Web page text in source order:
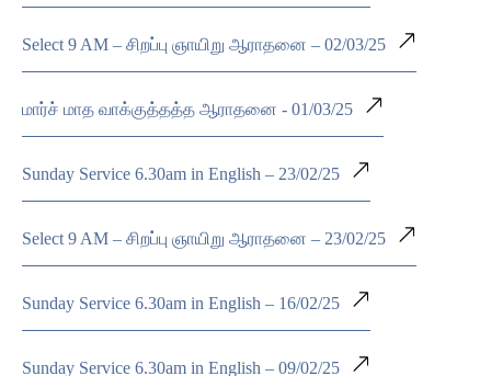
Select 9 AM – சிறப்பு ஞாயிறு ஆராதனை – 02/03/25
மார்ச் மாத வாக்குத்தத்த ஆராதனை - 01/03/25
Sunday Service 6.30am in English – 23/02/25
Select 9 AM – சிறப்பு ஞாயிறு ஆராதனை – 23/02/25
Sunday Service 6.30am in English – 16/02/25
Sunday Service 6.30am in English – 09/02/25